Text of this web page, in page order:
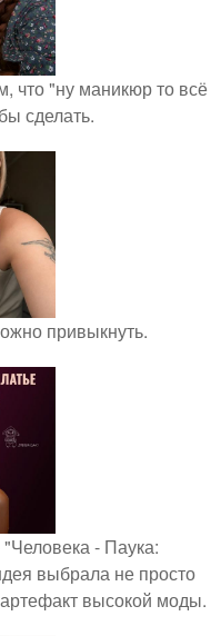
что "ну маникюр то всё
сделать.
привыкнуть.
- Паука:
выбрала не просто
высокой моды.